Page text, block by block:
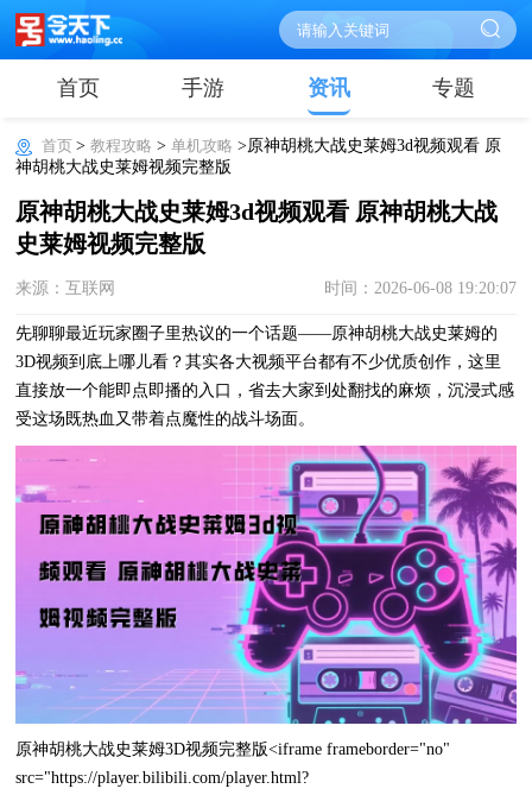
首页 手游 资讯 专题
首页>教程攻略 >单机攻略 >原神胡桃大战史莱姆3d视频观看 原
神胡桃大战史莱姆视频完整版
原神胡桃大战史莱姆3d视频观看 原神胡桃大战
史莱姆视频完整版
来源：互联网 时间：2026-06-08 19:20:07
先聊聊最近玩家圈子里热议的一个话题——原神胡桃大战史莱姆的
3D视频到底上哪儿看？其实各大视频平台都有不少优质创作，这里
直接放一个能即点即播的入口，省去大家到处翻找的麻烦，沉浸式感
受这场既热血又带着点魔性的战斗场面。
原神胡桃大战史莱姆3D视频完整版<iframe frameborder="no"
src="https://player.bilibili.com/player.html?